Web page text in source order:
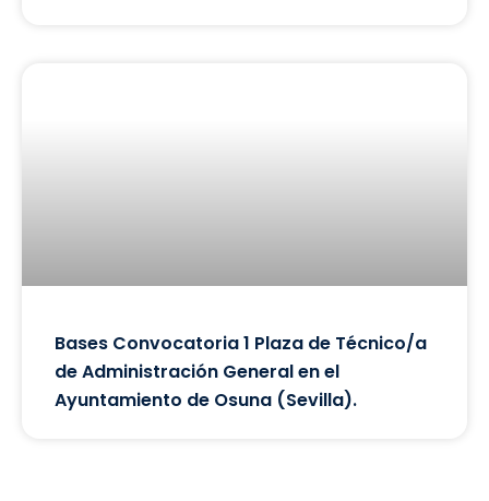
Bases Convocatoria 1 Plaza de Técnico/a
de Administración General en el
Ayuntamiento de Osuna (Sevilla).